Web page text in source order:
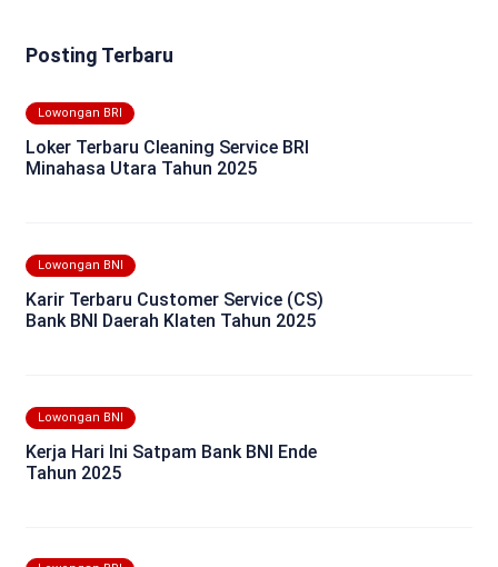
Posting Terbaru
Lowongan BRI
Loker Terbaru Cleaning Service BRI
Minahasa Utara Tahun 2025
Lowongan BNI
Karir Terbaru Customer Service (CS)
Bank BNI Daerah Klaten Tahun 2025
Lowongan BNI
Kerja Hari Ini Satpam Bank BNI Ende
Tahun 2025